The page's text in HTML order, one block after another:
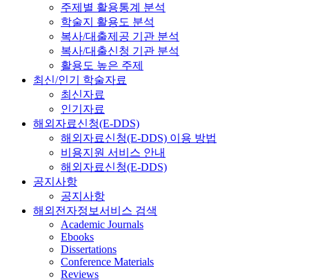
주제별 활용통계 분석
학술지 활용도 분석
복사/대출제공 기관 분석
복사/대출신청 기관 분석
활용도 높은 주제
최신/인기 학술자료
최신자료
인기자료
해외자료신청(E-DDS)
해외자료신청(E-DDS) 이용 방법
비용지원 서비스 안내
해외자료신청(E-DDS)
공지사항
공지사항
해외전자정보서비스 검색
Academic Journals
Ebooks
Dissertations
Conference Materials
Reviews